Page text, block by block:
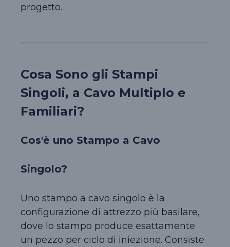
progetto.
Cosa Sono gli Stampi
Singoli, a Cavo Multiplo e
Familiari?
Cos'è uno Stampo a Cavo
Singolo?
Uno stampo a cavo singolo è la
configurazione di attrezzo più basilare,
dove lo stampo produce esattamente
un pezzo per ciclo di iniezione. Consiste